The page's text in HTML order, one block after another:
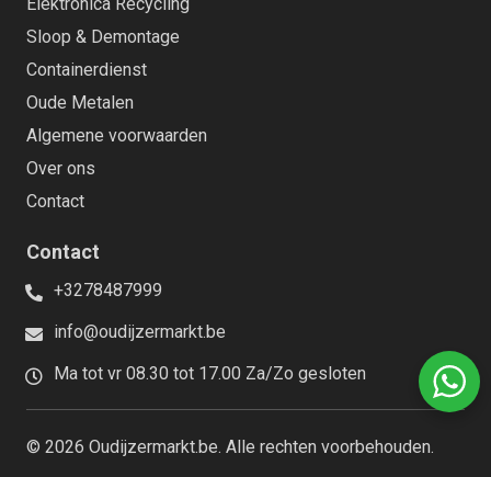
Sloop & Demontage
Containerdienst
Oude Metalen
Algemene voorwaarden
Over ons
Contact
Contact
+3278487999
info@oudijzermarkt.be
Ma tot vr 08.30 tot 17.00 Za/Zo gesloten
© 2026 Oudijzermarkt.be. Alle rechten voorbehouden.